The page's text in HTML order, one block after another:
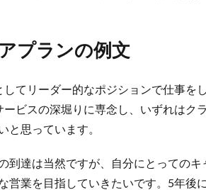
プランの例文
てリーダー的なポジションで仕事を
ビスの深堀りに専念し、いずれはク
と思っています。
到達は当然ですが、自分にとっての
営業を目指していきたいです。5年後